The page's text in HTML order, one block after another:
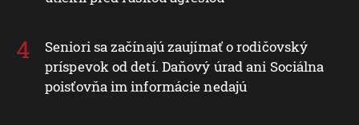
Seniori sa začínajú zaujímať o rodičovský
príspevok od detí. Daňový úrad ani Sociálna
poisťovňa im informácie nedajú